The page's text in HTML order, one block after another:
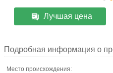
Лучшая цена
Подробная информация о
Место происхождения: